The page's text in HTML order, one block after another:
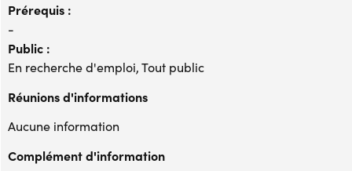
Prérequis :
-
Public :
En recherche d'emploi, Tout public
Réunions d'informations
Aucune information
Complément d'information